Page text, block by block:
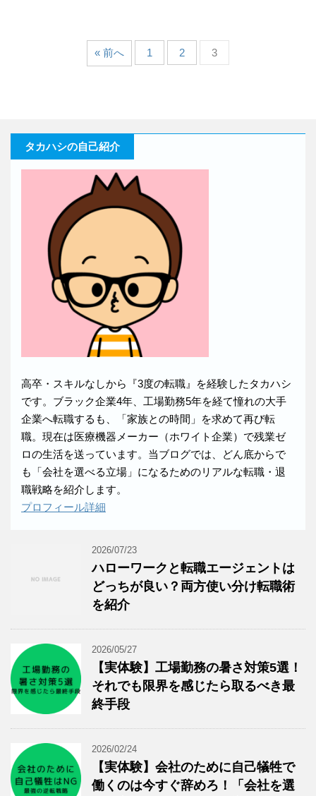
« 前へ 1 2 3
タカハシの自己紹介
高卒・スキルなしから『3度の転職』を経験したタカハシ
です。ブラック企業4年、工場勤務5年を経て憧れの大手
企業へ転職するも、「家族との時間」を求めて再び転
職。現在は医療機器メーカー（ホワイト企業）で残業ゼ
ロの生活を送っています。当ブログでは、どん底からで
も「会社を選べる立場」になるためのリアルな転職・退
職戦略を紹介します。
プロフィール詳細
2026/07/23
ハローワークと転職エージェントは
どっちが良い？両方使い分け転職術
を紹介
2026/05/27
【実体験】工場勤務の暑さ対策5選！
それでも限界を感じたら取るべき最
終手段
2026/02/24
【実体験】会社のために自己犠牲で
働くのは今すぐ辞めろ！「会社を選